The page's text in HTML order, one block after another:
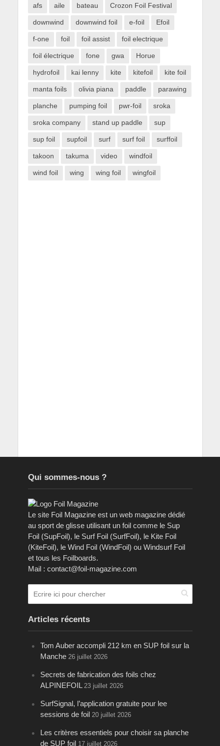
afs aile bateau Crozon Foil Festival
downwind downwind foil e-foil Efoil
f-one foil foil assist foil electrique
foil électrique fone gwa Horue
hydrofoil kai lenny kite kitefoil kite foil
manta foils olivia piana paddle parawing
planche pumping foil pwr-foil sroka
sroka company stand up paddle sup
sup foil supfoil surf surf foil surffoil
takoon takuma video windfoil
wind foil wing wing foil wingfoil
Qui sommes-nous ?
Le site Foil Magazine est un web magazine dédié
au sport de glisse utilisant un foil comme le Sup
Foil (SupFoil), le Surf Foil (SurfFoil), le Kite Foil
(KiteFoil), le Wind Foil (WindFoil) ou Windsurf Foil
et tous les Foilboards.
Mail : contact@foil-magazine.com
Articles récents
Tom Auber accompli 212 km en SUP foil sur la
Manche 26 juillet 2026
Secrets de fabrication des foils chez
ALPINEFOIL 23 juillet 2026
SurfSignal, l’application gratuite pour lee
sessions de foil 20 juillet 2026
Les critères essentiels pour choisir sa planche
de SUP foil 17 juillet 2026